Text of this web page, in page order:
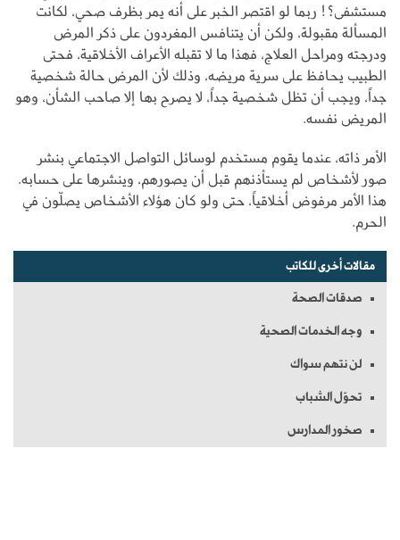
مستشفى؟! ربما لو اقتصر الخبر على أنه يمر بظرف صحي، لكانت
المسألة مقبولة، ولكن أن يتنافس المغردون على ذكر المرض
ودرجته ومراحل العلاج، فهذا ما لا تقبله الأعراف الأخلاقية، فحتى
الطبيب يحافظ على سرية مريضه، وذلك لأن المرض حالة شخصية
جداً، ويجب أن تظل شخصية جداً، لا يصرح بها إلا صاحب الشأن، وهو
المريض نفسه.
الأمر ذاته، عندما يقوم مستخدم لوسائل التواصل الاجتماعي بنشر
صور لأشخاص لم يستأذنهم قبل أن يصورهم، وينشرها على حسابه.
هذا الأمر مرفوض أخلاقياً، حتى ولو كان هؤلاء الأشخاص يصلّون في
الحرم.
مقالات أخرى للكاتب
صدقات الصحة
وجه الخدمات الصحية
لن نتهم سواك
تحوّل الشباب
صخور المدارس